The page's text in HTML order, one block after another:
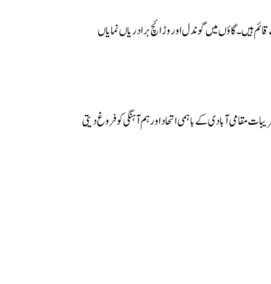
ہیں۔ گاؤں میں گوندل اور وڑائچ برادریاں نمایاں
مقامی آبادی کے باہمی اتحاد اور ہم آہنگی کو فروغ دیتی